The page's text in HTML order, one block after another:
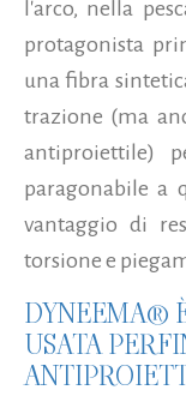
l'arco, nella
protagonista
una fibra
trazione (ma
antiproiettile)
paragonabile a
vantaggio di
torsione e
DYNEEMA®
USATA